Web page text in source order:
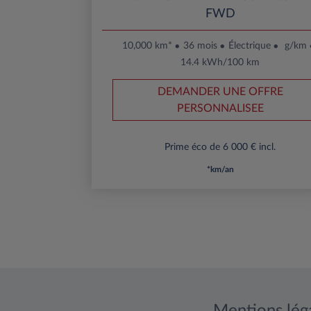
FWD
10,000 km* 36 mois Électrique
g/km
14.4 kWh/100 km
DEMANDER UNE OFFRE
PERSONNALISEE
Prime éco de 6 000 € incl.
*km/an